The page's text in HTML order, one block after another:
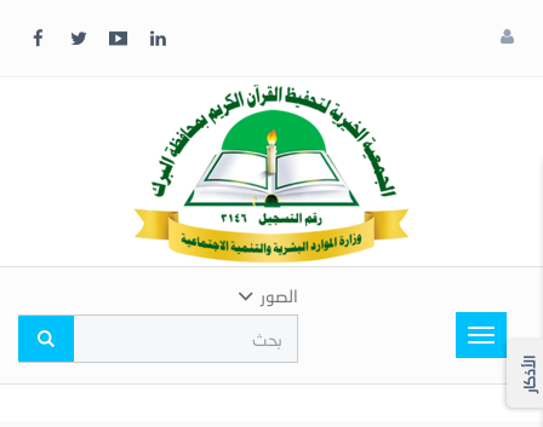
Toggle
navigation
الصور
الأذكار